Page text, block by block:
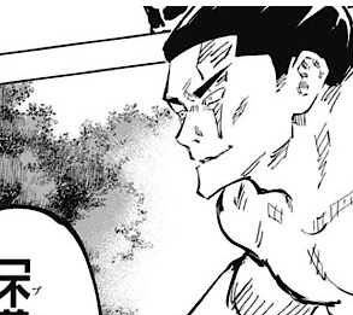
能力が使えるようになったので限界まで極める事にし
原ももさんの挑発!!!
像】『プリズマ☆イリヤ』の新グッズ、流石に一線
ダンクーガは合体するまでが長過ぎてつまらない
めチェッカーは閉鎖しました。RSSの解除をお願い
長の野望・新生】米問屋をどういう時にどこに建て
にようこそ！を見終えたんだがｗｗｗ
by livedoor 相互RSS